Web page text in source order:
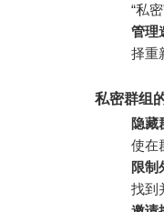
“私
管理
择重
私密群组
隐藏
使在
限制
找到